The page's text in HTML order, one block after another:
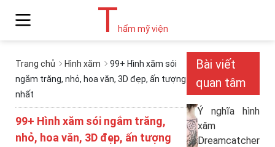
Thẩm mỹ viện
Trang chủ Hình xăm
99+ Hình xăm sói
ngắm trăng, nhỏ, hoa văn, 3D đẹp, ấn tượng
nhất
99+ Hình xăm sói ngắm trăng,
nhỏ, hoa văn, 3D đẹp, ấn tượng
Bài viết
quan tâm
Ý nghĩa hình
xăm
Dreamcatcher